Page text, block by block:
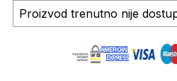
Proizvod trenutno nije